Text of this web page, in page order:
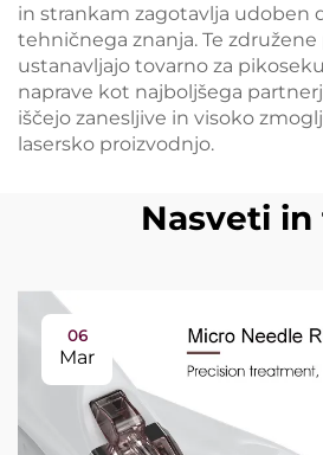
in strankam zagotavlja udoben
tehničnega znanja. Te
ustanavljajo tovarno za
naprave kot najboljšega
iščejo zanesljive in visoko
lasersko proizvodnjo.
Nasveti
06
Mar